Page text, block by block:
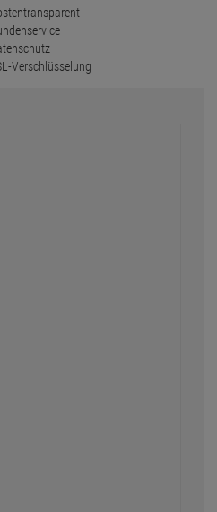
Verschlüsselung